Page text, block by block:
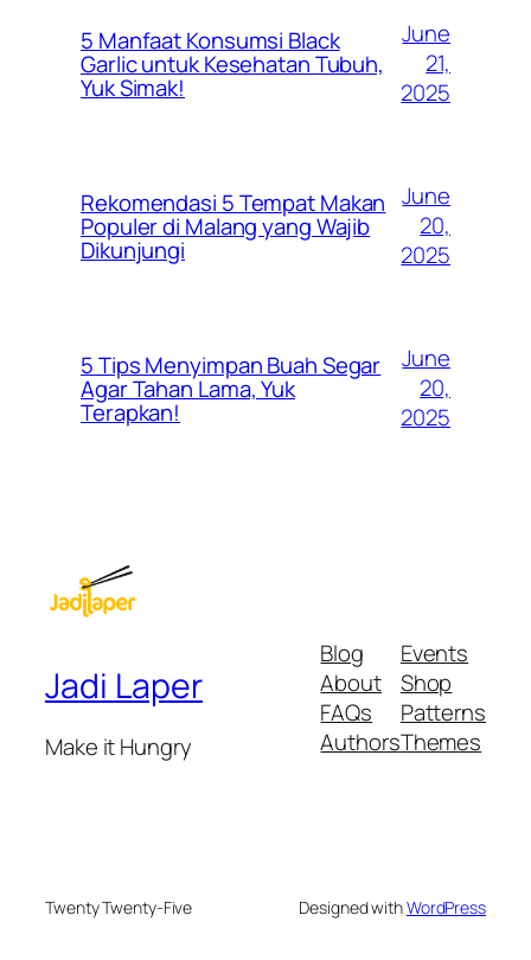
5 Manfaat Konsumsi Black
Garlic untuk Kesehatan Tubuh,
Yuk Simak!
June
21,
2025
Rekomendasi 5 Tempat Makan
Populer di Malang yang Wajib
Dikunjungi
June
20,
2025
5 Tips Menyimpan Buah Segar
Agar Tahan Lama, Yuk
Terapkan!
June
20,
2025
Jadi Laper
Make it Hungry
Blog
About
FAQs
Authors
Events
Shop
Patterns
Themes
Twenty Twenty-Five Designed withWordPress